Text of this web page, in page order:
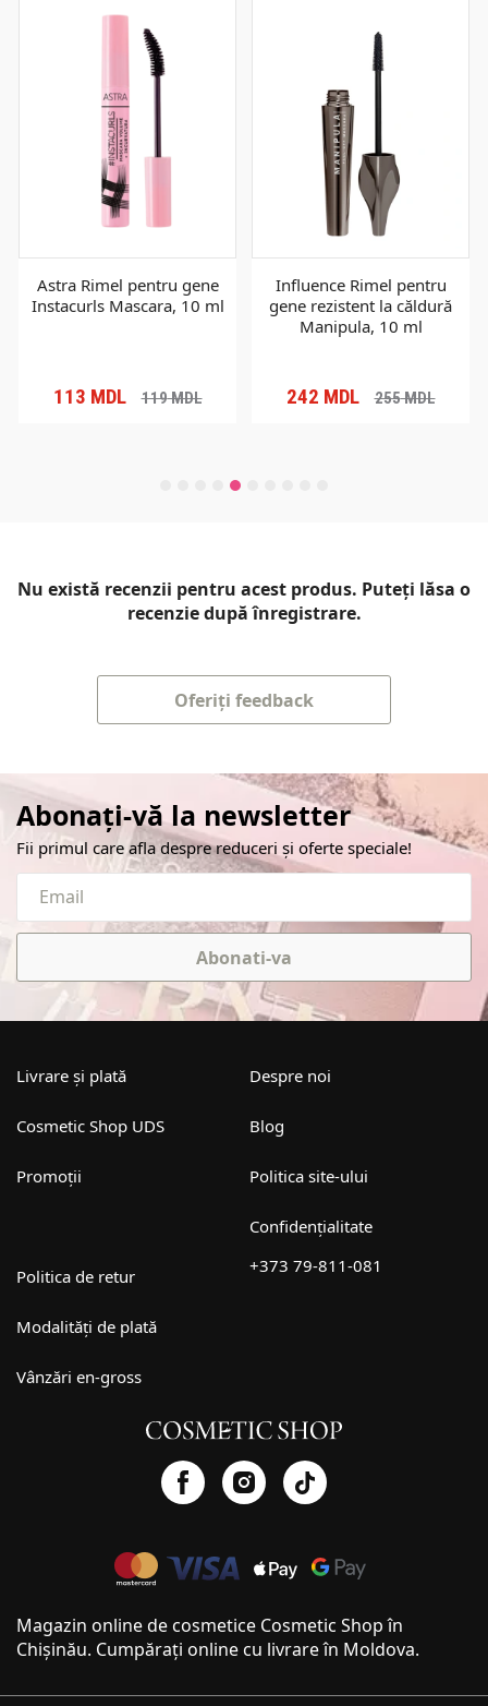
Astra Rimel pentru gene
Instacurls Mascara, 10 ml
113 MDL 119MDL
Influence Rimel pentru
gene rezistent la căldură
Manipula, 10 ml
242 MDL 255MDL
Nu există recenzii pentru acest produs. Puteți lăsa o
recenzie după înregistrare.
Oferiți feedback
Abonați-vă la newsletter
Fii primul care afla despre reduceri și oferte speciale!
Abonati-va
Livrare și plată
Cosmetic Shop UDS
Promoții
Despre noi
Blog
Politica site-ului
Confidențialitate
Politica de retur
Modalități de plată
Vânzări en-gross
+373 79-811-081
Magazin online de cosmetice Cosmetic Shop în
Chișinău. Cumpărați online cu livrare în Moldova.